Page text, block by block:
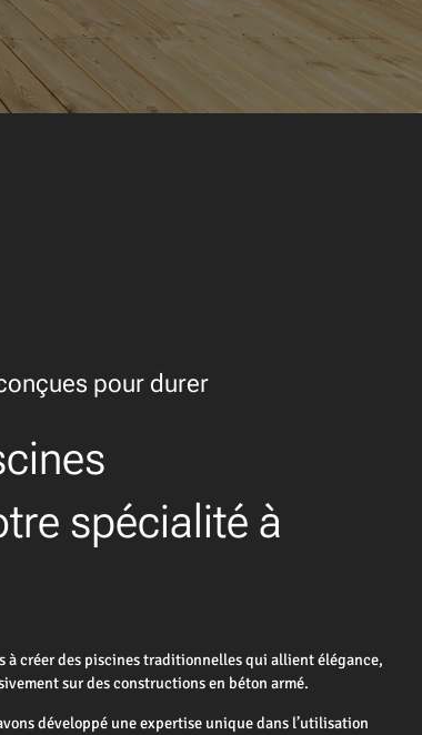
pour durer
spécialité à
à créer des piscines traditionnelles qui allient élégance,
sur des constructions en béton armé.
développé une expertise unique dans l’utilisation